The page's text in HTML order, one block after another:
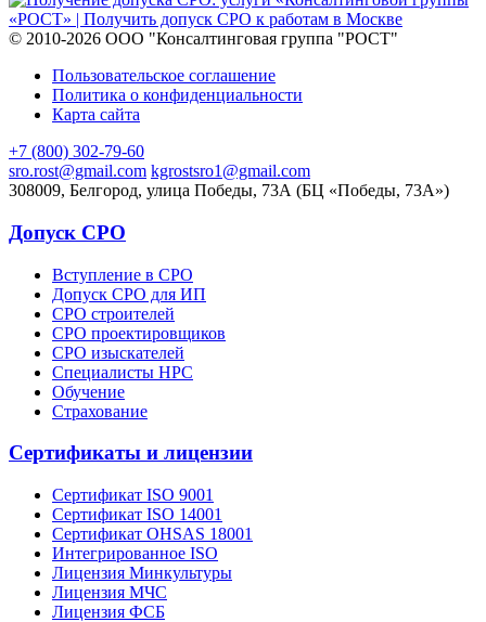
© 2010-2026 ООО "Консалтинговая группа "РОСТ"
Пользовательское соглашение
Политика о конфиденциальности
Карта сайта
+7 (800) 302-79-60
sro.rost@gmail.com kgrostsro1@gmail.com
308009, Белгород, улица Победы, 73А (БЦ «Победы, 73А»)
Допуск СРО
Вступление в СРО
Допуск СРО для ИП
СРО строителей
СРО проектировщиков
СРО изыскателей
Специалисты НРС
Обучение
Страхование
Сертификаты и лицензии
Сертификат ISO 9001
Сертификат ISO 14001
Сертификат OHSAS 18001
Интегрированное ISO
Лицензия Минкультуры
Лицензия МЧС
Лицензия ФСБ